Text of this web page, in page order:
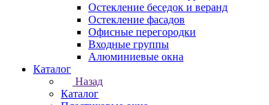
Остекление беседок и веранд
Остекление фасадов
Офисные перегородки
Входные группы
Алюминиевые окна
Каталог
Назад
Каталог